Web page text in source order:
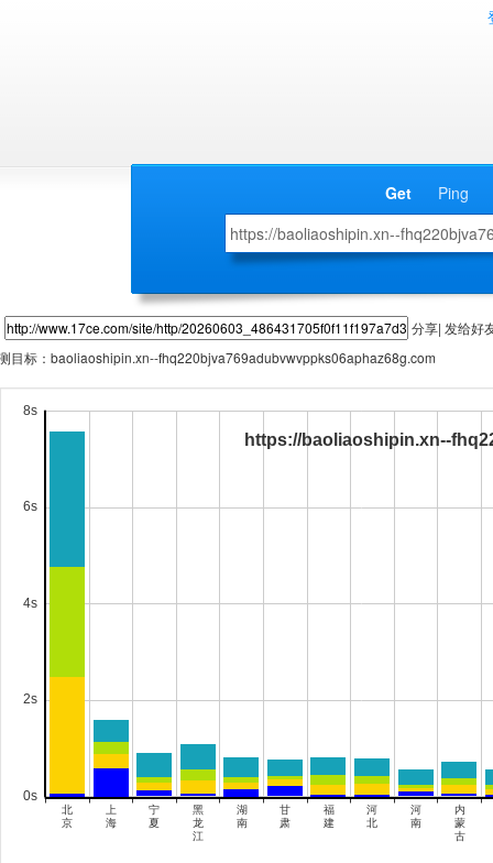
Get Ping
分享| 发给好
目标： baoliaoshipin.xn--fhq220bjva769adubvwvppks06aphaz68g.com